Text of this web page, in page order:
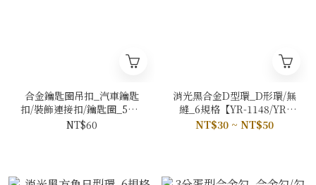
合金鑰匙圈吊扣_汽車鑰匙
扣/裝飾連接扣/鑰匙圈_5色2
規格【YR-1058/YR-1085】
NT$60
消光黑合金D型環_D形環/無
縫_6規格【YR-1148/YR-
1076/YR-1077/YR-
NT$30 ~ NT$50